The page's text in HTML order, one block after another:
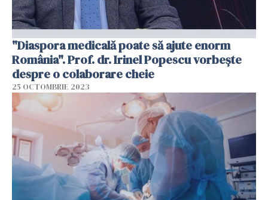
"Diaspora medicală poate să ajute enorm
România". Prof. dr. Irinel Popescu vorbește
despre o colaborare cheie
25 OCTOMBRIE 2023